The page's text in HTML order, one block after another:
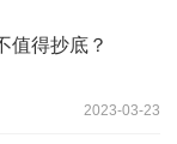
值得抄底？
2023-03-23